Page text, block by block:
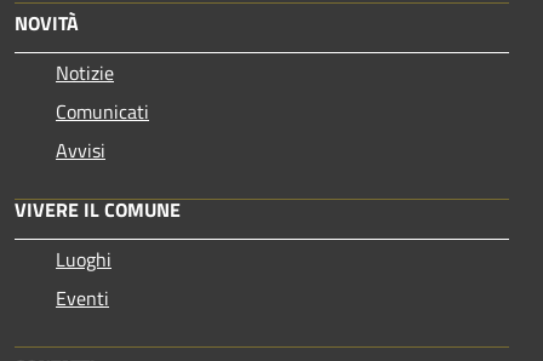
NOVITÀ
Notizie
Comunicati
Avvisi
VIVERE IL COMUNE
Luoghi
Eventi